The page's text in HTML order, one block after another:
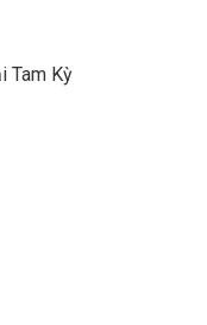
Tam Kỳ